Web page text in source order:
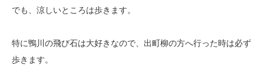
でも、涼しいところは歩きます。
特に鴨川の飛び石は大好きなので、出町柳の方へ行った時は必ず
歩きます。